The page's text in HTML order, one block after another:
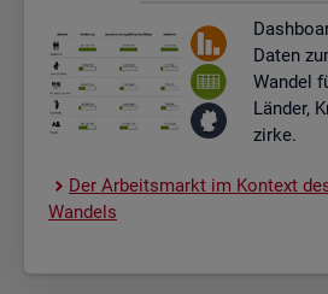
Daten
Wan­del
Län­der,
zir­ke.
Der Ar­beits­markt im Kon­text
Wan­dels